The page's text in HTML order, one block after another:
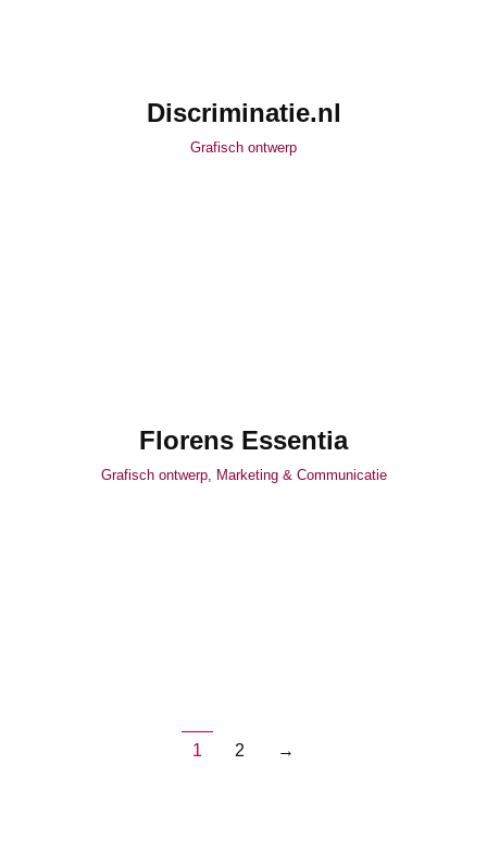
Discriminatie.nl
Grafisch ontwerp
Florens Essentia
Grafisch ontwerp, Marketing & Communicatie
1 2 →